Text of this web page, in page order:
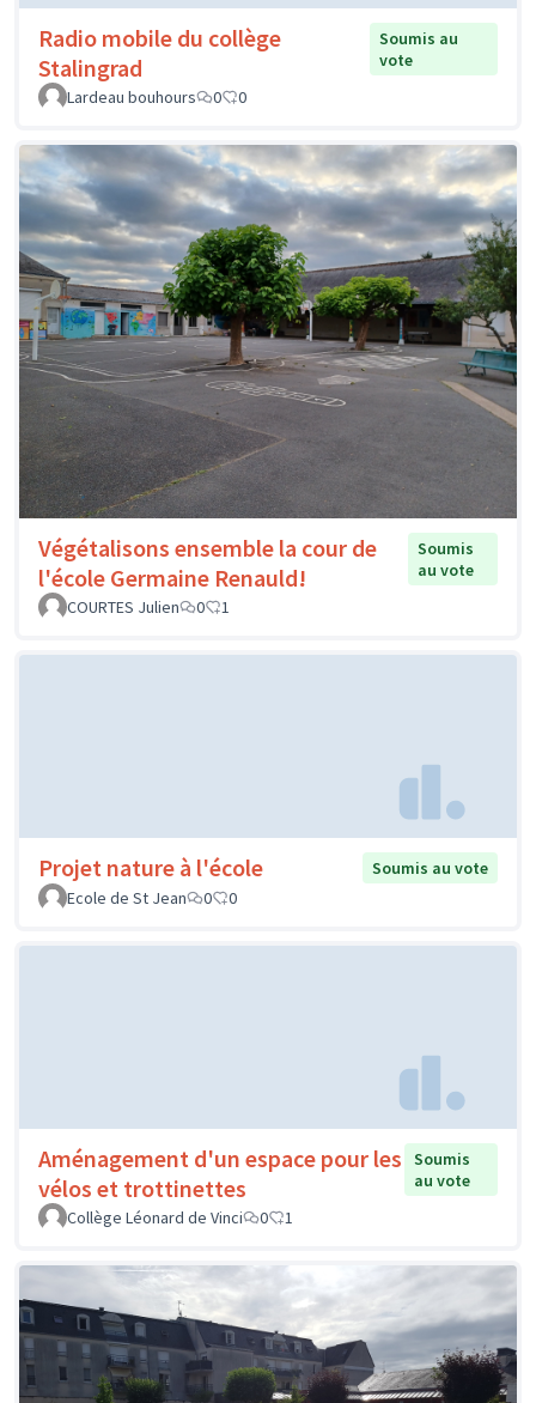
Radio mobile du collège
Stalingrad
Soumis au
vote
Lardeau bouhours
0 0
Végétalisons ensemble la cour de
l'école Germaine Renauld!
Soumis
au vote
COURTES Julien
0 1
Projet nature à l'école
Soumis au vote
Ecole de St Jean
0 0
Aménagement d'un espace pour les
vélos et trottinettes
Soumis
au vote
Collège Léonard de Vinci
0 1